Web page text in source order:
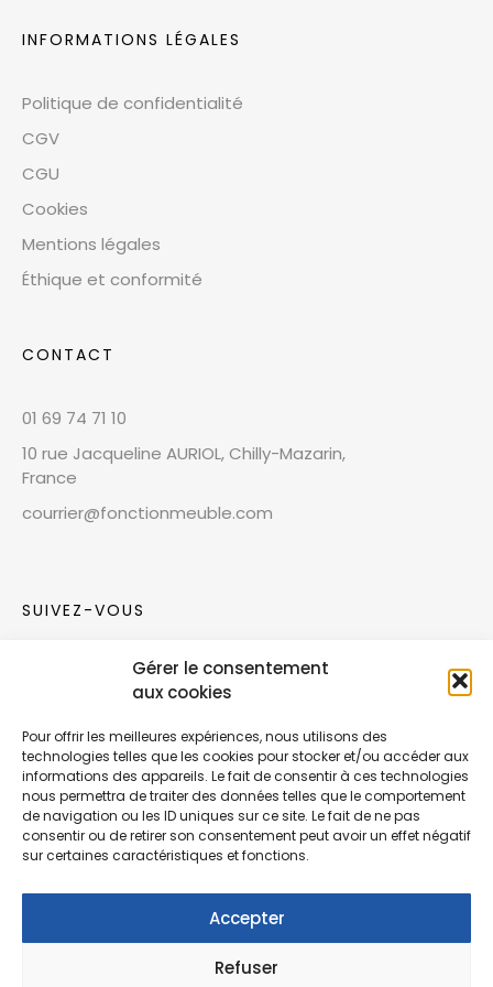
Gérer le consentement
aux cookies
Pour offrir les meilleures expériences, nous utilisons des
technologies telles que les cookies pour stocker et/ou accéder aux
informations des appareils. Le fait de consentir à ces technologies
nous permettra de traiter des données telles que le comportement
de navigation ou les ID uniques sur ce site. Le fait de ne pas
consentir ou de retirer son consentement peut avoir un effet négatif
sur certaines caractéristiques et fonctions.
Accepter
Refuser
INFORMATIONS LÉGALES
Politique de confidentialité
CGV
CGU
Cookies
Mentions légales
Éthique et conformité
CONTACT
01 69 74 71 10
10 rue Jacqueline AURIOL, Chilly-Mazarin,
France
courrier@fonctionmeuble.com
SUIVEZ-VOUS
Rejoignez notre communauté sur les réseaux
Nouvelles collections, vie de l’équipe ou
inspirations : soyez informés de nos dernières
actualités.
© Copyright Fonction Meuble